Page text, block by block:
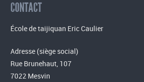
CONTACT
École de taijiquan Eric Caulier
Adresse (siège social)
Rue Brunehaut, 107
7022 Mesvin